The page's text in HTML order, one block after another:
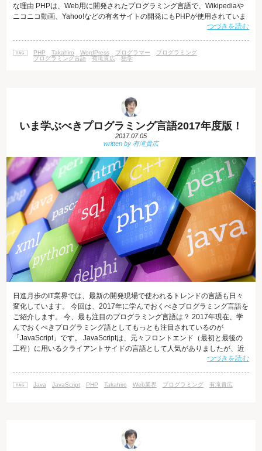
な理由 PHPは、Web用に開発されたプログラミング言語で、Wikipediaや
ニコニコ動画、Yahoo!などの有名サイトの開発にもPHPが使用されていま
す。PHPはWebの世界で大きなシェアを持ち、2017年6月の時点で、サー
languag
つづきを読む
PHP Takahiro WordPress プログラマー
プログラミング
プログラミング言語
有滝貴広 独学
いま学ぶべきプログラミング言語2017年度版！
2017.07.05
日進月歩のIT業界では、最新の開発現場で使われるトレンドの言語も日々
変化しています。 今回は、2017年に学んでおくべきプログラミング言語を
ご紹介します。 今、最も注目のプログラミング言語は？ 2017年現在、学
んでおくべきプログラミング語としてもっとも注目されているのが
「JavaScript」です。 JavaScriptは、元々フロントエンド（最初と最後の
工程）に用いるクライアントサイドの言語として人気がありましたが、近
年大きな変化を遂げ、Node.jsを活用することでサーバーサイド言語として
プログラミング言語ランキング2017年版「The
つづきを読む
Java JavaScript PHP Takahiro Web業界 プログラミング 有滝貴広